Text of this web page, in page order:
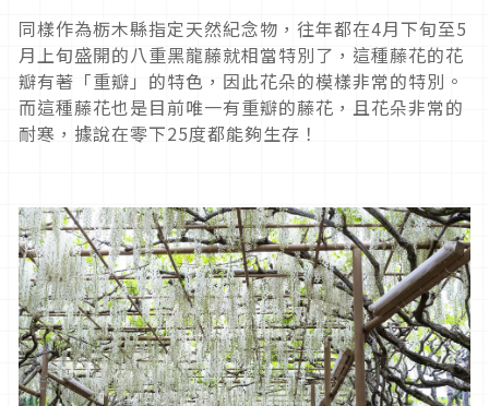
同樣作為栃木縣指定天然紀念物，往年都在4月下旬至5
月上旬盛開的八重黑龍藤就相當特別了，這種藤花的花
瓣有著「重瓣」的特色，因此花朵的模樣非常的特別。
而這種藤花也是目前唯一有重瓣的藤花，且花朵非常的
耐寒，據說在零下25度都能夠生存！